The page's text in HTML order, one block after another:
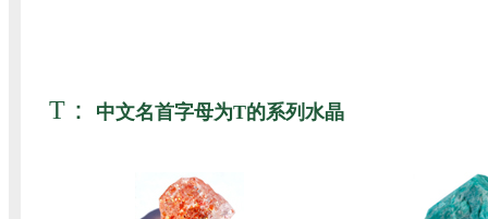
T： 中文名首字母为T的系列水晶